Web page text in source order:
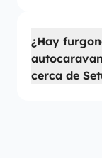
¿Hay
cerca de